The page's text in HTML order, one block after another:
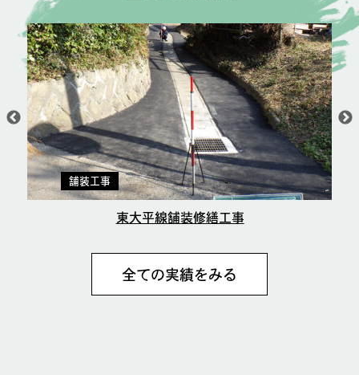
舗装工事
東大平線舗装修繕工事
全ての実績をみる